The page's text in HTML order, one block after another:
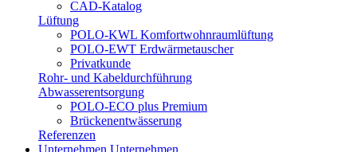
CAD-Katalog
Lüftung
POLO-KWL Komfortwohnraumlüftung
POLO-EWT Erdwärmetauscher
Privatkunde
Rohr- und Kabeldurchführung
Abwasserentsorgung
POLO-ECO plus Premium
Brückenentwässerung
Referenzen